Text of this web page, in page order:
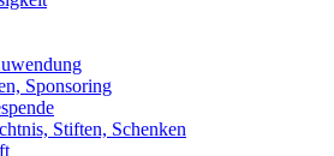
Sponsoring
Stiften, Schenken